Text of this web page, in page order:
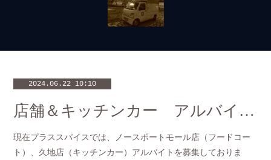
2024.06.22 10:10
店舗＆キッチンカー アルバイト同時募集！！
現在プラススパイスでは、ノースポートモール店（フードコー
ト）、久地店（キッチンカー）アルバイトを募集しておりま